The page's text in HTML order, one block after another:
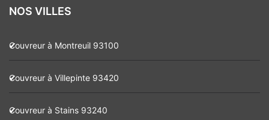
NOS VILLES
Couvreur à Montreuil 93100
Couvreur à Villepinte 93420
Couvreur à Stains 93240